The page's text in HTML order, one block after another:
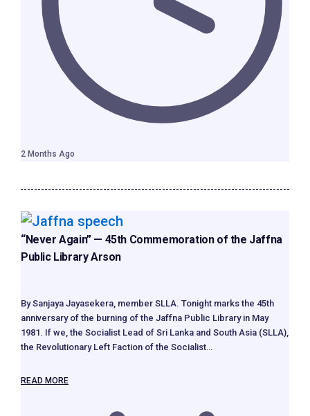
2 Months Ago
“Never Again” — 45th Commemoration of the Jaffna
Public Library Arson
By Sanjaya Jayasekera, member SLLA. Tonight marks the 45th
anniversary of the burning of the Jaffna Public Library in May
1981. If we, the Socialist Lead of Sri Lanka and South Asia (SLLA),
the Revolutionary Left Faction of the Socialist…
READ MORE